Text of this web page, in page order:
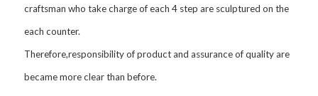
craftsman who take charge of each 4 step are sculptured on the
each counter.
Therefore,responsibility of product and assurance of quality are
became more clear than before.